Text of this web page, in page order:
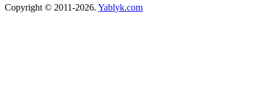
Copyright © 2011-2026. Yablyk.сom